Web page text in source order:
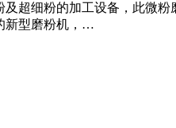
超细粉的加工设备，此微
新型磨粉机，…